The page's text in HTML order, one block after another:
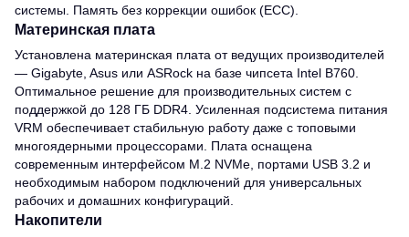
системы. Память без коррекции ошибок (ECC).
Материнская плата
Установлена материнская плата от ведущих производителей
— Gigabyte, Asus или ASRock на базе чипсета Intel B760.
Оптимальное решение для производительных систем с
поддержкой до 128 ГБ DDR4. Усиленная подсистема питания
VRM обеспечивает стабильную работу даже с топовыми
многоядерными процессорами. Плата оснащена
современным интерфейсом M.2 NVMe, портами USB 3.2 и
необходимым набором подключений для универсальных
рабочих и домашних конфигураций.
Накопители